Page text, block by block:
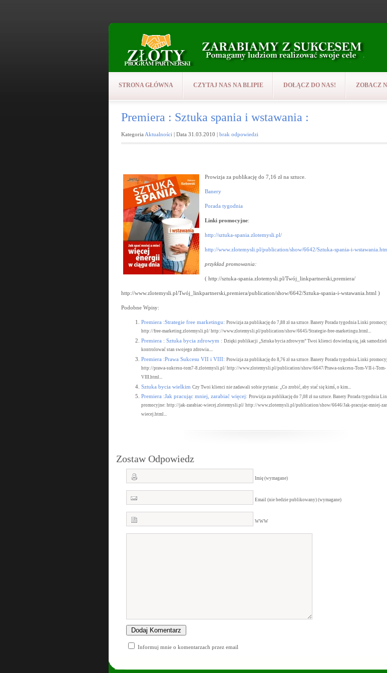
STRONA GŁÓWNA CZYTAJ NAS NA BLIPIE DOŁĄCZ DO NAS! ZOBACZ
Premiera : Sztuka spania i wstawania :
Kategoria Aktualności | Data 31.03.2010 | brak odpowiedzi
Prowizja za publikację do 7,16 zł na sztuce.
Banery
Porada tygodnia
Linki promocyjne:
http://sztuka-spania.zlotemysli.pl/
http://www.zlotemysli.pl/publication/show/6642/Sztuka-spania-i-
przykład promowania:
( http://sztuka-spania.zlotemysli.pl/Twój_linkpartnerski,premiera/
http://www.zlotemysli.pl/Twój_linkpartnerski,premiera/publication/show/6642/Sztuka-spania-i-wstawania.html )
Podobne Wpisy:
Premiera :Strategie free marketingu: Prowizja za publikację do 7,88 zł na sztuce. Banery Porada tygodnia Linki
http://free-marketing.zlotemysli.pl/ http://www.zlotemysli.pl/publication/show/6645/Strategie-free-marketingu.html...
Premiera : Sztuka bycia zdrowym : Dzięki publikacji „Sztuka bycia zdrowym” Twoi klienci dowiedzą się, jak
kontrolować stan swojego zdrowia....
Premiera :Prawa Sukcesu VII i VIII: Prowizja za publikację do 8,76 zł na sztuce. Banery Porada tygodnia Linki
http://prawa-sukcesu-tom7-8.zlotemysli.pl/ http://www.zlotemysli.pl/publication/show/6647/Prawa-sukcesu-Tom-VII-i-Tom-
VIII.html...
Sztuka bycia wielkim Czy Twoi klienci nie zadawali sobie pytania: „Co zrobić, aby stać się kimś, o kim...
Premiera :Jak pracując mniej, zarabiać więcej: Prowizja za publikację do 7,08 zł na sztuce. Banery Porada tygodnia
promocyjne: http://jak-zarabiac-wiecej.zlotemysli.pl/ http://www.zlotemysli.pl/publication/show/6646/Jak-pracujac-mniej-
wiecej.html...
Zostaw Odpowiedz
Imię (wymagane)
Email (nie bedzie publikowany) (wymagane)
WWW
Informuj mnie o komentarzach przez email